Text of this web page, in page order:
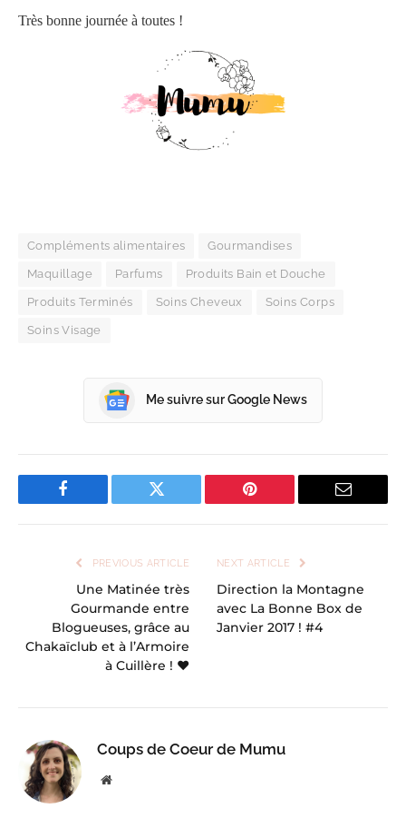
Très bonne journée à toutes !
Compléments alimentaires Gourmandises
Maquillage Parfums Produits Bain et Douche
Produits Terminés Soins Cheveux Soins Corps
Soins Visage
Me suivre sur Google News
Facebook Twitter Pinterest Email
PREVIOUS ARTICLE
Une Matinée très
Gourmande entre
Blogueuses, grâce au
Chakaïclub et à l’Armoire
à Cuillère ! ♥
NEXT ARTICLE
Direction la Montagne
avec La Bonne Box de
Janvier 2017 ! #4
Coups de Coeur de Mumu
Website